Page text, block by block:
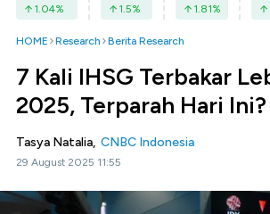
1.04% 1.5% 1.81%
HOME Research Berita Research
7 Kali IHSG Terbakar
2025, Terparah Hari Ini?
Tasya Natalia, CNBC Indonesia
29 August 2025 11:55